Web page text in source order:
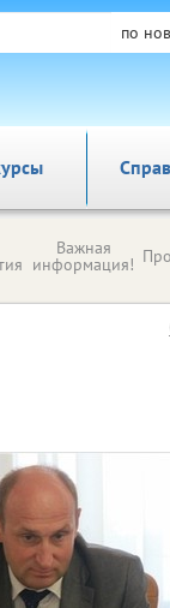
по
Важная
информация!